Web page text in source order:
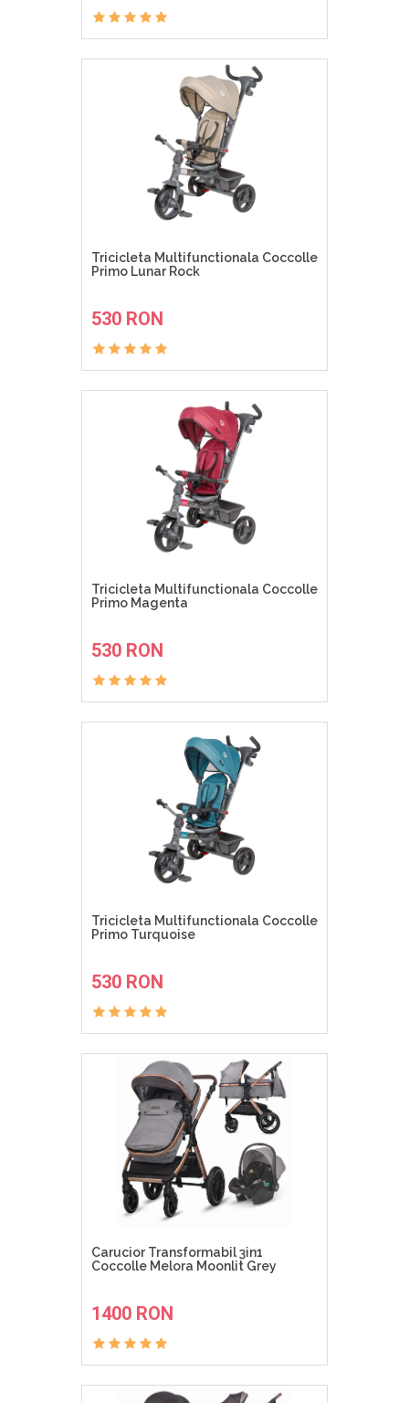
Tricicleta Multifunctionala Coccolle
Primo Lunar Rock
530 RON
Tricicleta Multifunctionala Coccolle
Primo Magenta
530 RON
Tricicleta Multifunctionala Coccolle
Primo Turquoise
530 RON
Carucior Transformabil 3in1
Coccolle Melora Moonlit Grey
1400 RON